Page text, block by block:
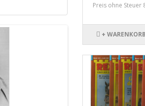
Preis ohne Steuer
+ WARENKORB